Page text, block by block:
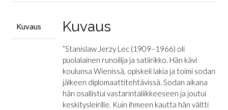
Kuvaus Kuvaus
”Stanislaw Jerzy Lec (1909–1966) oli
puolalainen runoilija ja satiirikko. Hän kävi
koulunsa Wienissä, opiskeli lakia ja toimi sodan
jälkeen diplomaattitehtävissä. Sodan aikana
hän osallistui vastarintaliikkeeseen ja joutui
keskitysleirille. Kuin ihmeen kautta hän vältti